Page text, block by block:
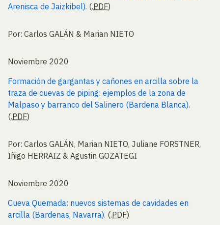
Arenisca de Jaizkibel). (.PDF)
Por: Carlos GALÁN & Marian NIETO
Noviembre 2020
Formación de gargantas y cañones en arcilla sobre la
traza de cuevas de piping: ejemplos de la zona de
Malpaso y barranco del Salinero (Bardena Blanca).
(.PDF)
Por: Carlos GALÁN, Marian NIETO, Juliane FORSTNER,
Iñigo HERRAIZ & Agustin GOZATEGI
Noviembre 2020
Cueva Quemada: nuevos sistemas de cavidades en
arcilla (Bardenas, Navarra). (.PDF)